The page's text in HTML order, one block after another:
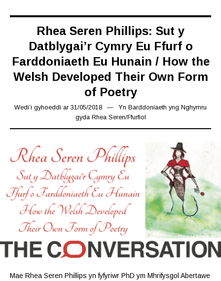
Rhea Seren Phillips: Sut y
Datblygai’r Cymry Eu Ffurf o
Farddoniaeth Eu Hunain / How the
Welsh Developed Their Own Form
of Poetry
Wedi’i gyhoeddi ar 31/05/2018 15/03/2019
Yn Barddoniaeth yng Nghymru
gyda Rhea Seren/Ffurfiol
Mae Rhea Seren Phillips yn fyfyriwr PhD ym Mhrifysgol Abertawe